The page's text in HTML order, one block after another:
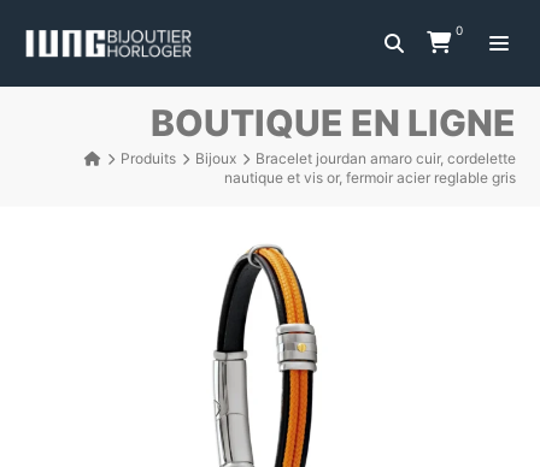
0
BOUTIQUE EN LIGNE
Produits Bijoux
Bracelet jourdan amaro cuir, cordelette
nautique et vis or, fermoir acier reglable gris